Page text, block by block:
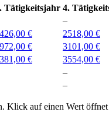
Tätigkeitsjahr 4.
–
€ 2518,00 €
€ 3101,00 €
€ 3554,00 €
–
–
. Klick auf einen Wert